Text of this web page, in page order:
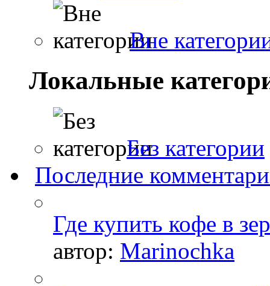
Вне
Локальные
Без категории
Последние
Где купить кофе в
автор: Marinochka